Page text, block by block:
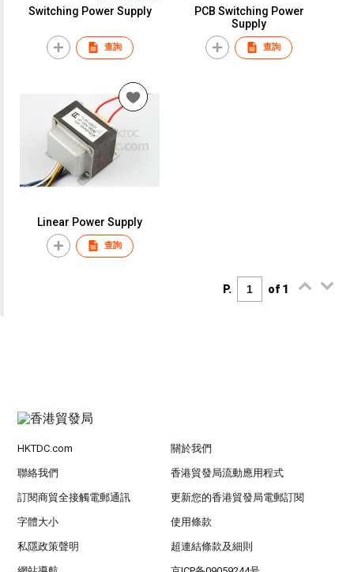
Switching Power Supply
查詢
PCB Switching Power
Supply
查詢
Linear Power Supply
查詢
P. of 1
HKTDC.com 關於我們
聯絡我們 香港貿發局流動應用程式
訂閱商貿全接觸電郵通訊 更新您的香港貿發局電郵訂閱
字體大小 使用條款
私隱政策聲明 超連結條款及細則